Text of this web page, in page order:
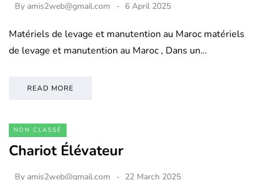
By amis2web@gmail.com 6 April 2025
Matériels de levage et manutention au Maroc matériels
de levage et manutention au Maroc , Dans un…
READ MORE
NON CLASSÉ
Chariot Élévateur
By amis2web@gmail.com 22 March 2025